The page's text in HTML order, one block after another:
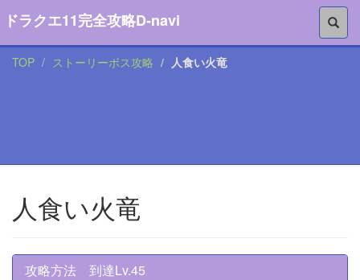
ドラクエ11完全攻略D-navi
TOP ストーリーボス攻略 人食い火竜
人食い火竜
攻略方法 到達Lv.45